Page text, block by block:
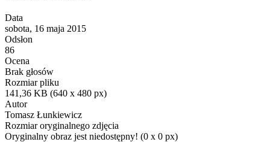
Data
sobota, 16 maja 2015
Odsłon
86
Ocena
Brak głosów
Rozmiar pliku
141,36 KB (640 x 480 px)
Autor
Tomasz Łunkiewicz
Rozmiar oryginalnego zdjęcia
Oryginalny obraz jest niedostępny! (0 x 0 px)